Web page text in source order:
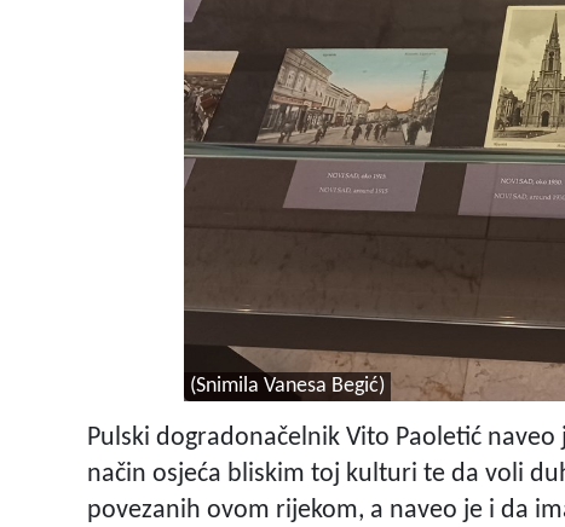
(Snimila Vanesa Begić)
Pulski dogradonačelnik Vito Paoletić
način osjeća bliskim toj kulturi te da voli
povezanih ovom rijekom, a naveo je i da